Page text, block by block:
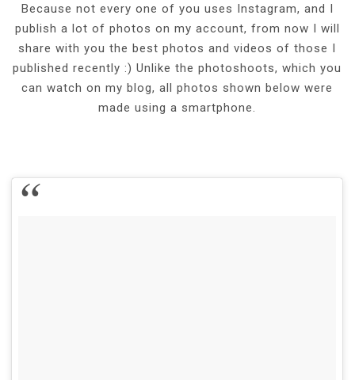
Because not every one of you uses Instagram, and I
publish a lot of photos on my account, from now I will
share with you the best photos and videos of those I
published recently :) Unlike the photoshoots, which you
can watch on my blog, all photos shown below were
made using a smartphone.